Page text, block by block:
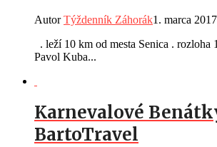
AutorTýždenník Záhorák1. marca 2017
. leží 10 km od mesta Senica . rozloha
Pavol Kuba...
Karnevalové
BartoTravel